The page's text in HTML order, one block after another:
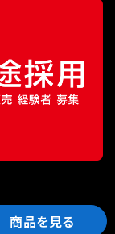
商品を見る